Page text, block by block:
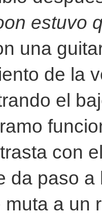
estuvo
una
de la
el
con
da paso
a un